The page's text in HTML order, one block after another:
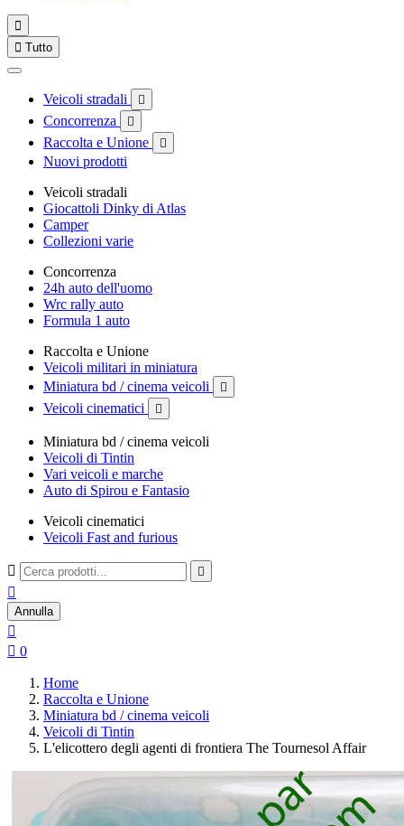

 Tutto
Veicoli stradali 
Concorrenza 
Raccolta e Unione 
Nuovi prodotti
Veicoli stradali
Giocattoli Dinky di Atlas
Camper
Collezioni varie
Concorrenza
24h auto dell'uomo
Wrc rally auto
Formula 1 auto
Raccolta e Unione
Veicoli militari in miniatura
Miniatura bd / cinema veicoli

Veicoli cinematici 
Miniatura bd / cinema veicoli
Veicoli di Tintin
Vari veicoli e marche
Auto di Spirou e Fantasio
Veicoli cinematici
Veicoli Fast and furious
 

Annulla

 0
Home
Raccolta e Unione
Miniatura bd / cinema veicoli
Veicoli di Tintin
L'elicottero degli agenti di frontiera The Tournesol Affair